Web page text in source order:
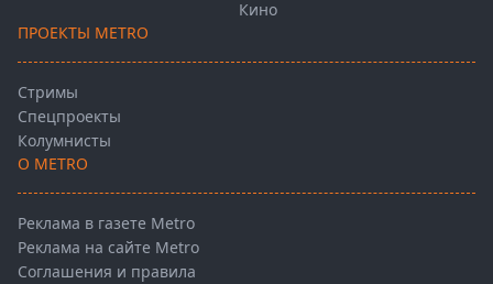
Кино
ПРОЕКТЫ METRO
Стримы
Спецпроекты
Колумнисты
О METRO
Реклама в газете Metro
Реклама на сайте Metro
Соглашения и правила